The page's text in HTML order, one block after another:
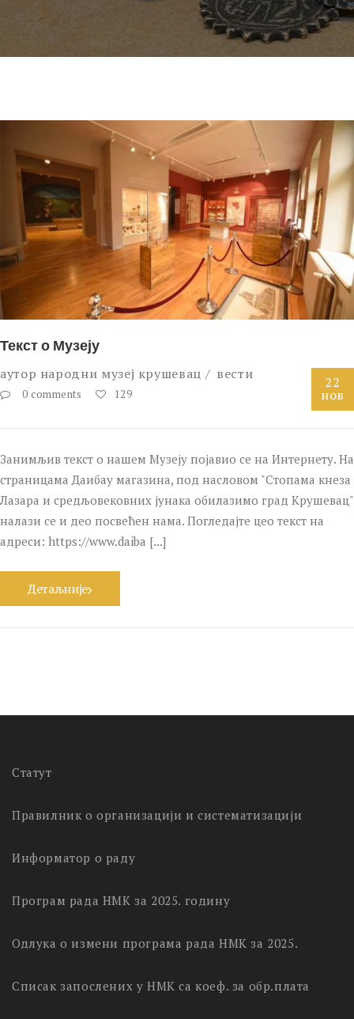
Текст о Музеју
аутор народни музеј крушевац вести
0 comments 129
22
нов
Занимљив текст о нашем Музеју појавио се на Интернету. На
страницама Даибау магазина, под насловом "Стопама кнеза
Лазара и средљовековних јунака обилазимо град Крушевац"
налази се и део посвећен нама. Погледајте цео текст на
адреси: https://www.daiba [...]
Детаљније
Статут
Правилник о организацији и систематизацији
Информатор о раду
Програм рада НМК за 2025. годину
Одлука о измени програма рада НМК за 2025.
Списак запослених у НМК са коеф. за обр.плата